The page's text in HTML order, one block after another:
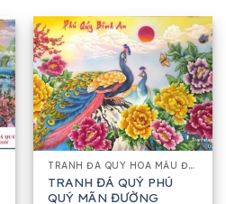
TRANH ĐÁ QUÝ HOA MẪU ĐƠN 3D
TRANH ĐÁ QUÝ PHÚ
QUÝ MÃN ĐƯỜNG